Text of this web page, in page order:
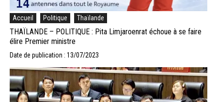
Accueil Politique Thaïlande
THAÏLANDE – POLITIQUE : Pita Limjaroenrat échoue à se faire
élire Premier ministre
Date de publication : 13/07/2023